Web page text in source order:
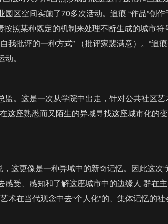
区空间实施了70多次活动。追痕 “作品”创
某种既定的机制来处理不断生成的城市符
批评的一种方式” （批评家裴满意）。“追
。
。这是一次从学院中出走，针对公共社区
这座熟悉而又陌生的异域寻找这座城市化的
这更像是一种异域中的新奇记忆。因此这次“
受、感知和了解这座城市中的边缘人 群在
在当代观念中去“个人化”的、集体记忆的社